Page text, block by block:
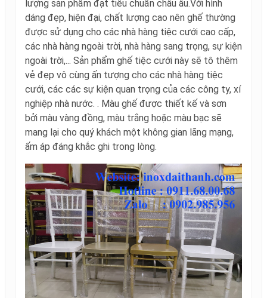
lượng sản phẩm đạt tiêu chuẩn châu âu.Với hình
dáng đẹp, hiện đại, chất lượng cao nên ghế thường
được sử dụng cho các nhà hàng tiệc cưới cao cấp,
các nhà hàng ngoài trời, nhà hàng sang trọng, sự kiện
ngoài trời,... Sản phẩm ghế tiệc cưới này sẽ tô thêm
vẻ đẹp vô cùng ấn tượng cho các nhà hàng tiệc
cưới, các các sự kiện quan trọng của các công ty, xí
nghiệp nhà nước. . Màu ghế được thiết kế và sơn
bởi màu vàng đồng, màu trắng hoặc màu bạc sẽ
mang lại cho quý khách một không gian lãng mạng,
ấm áp đáng khắc ghi trong lòng.